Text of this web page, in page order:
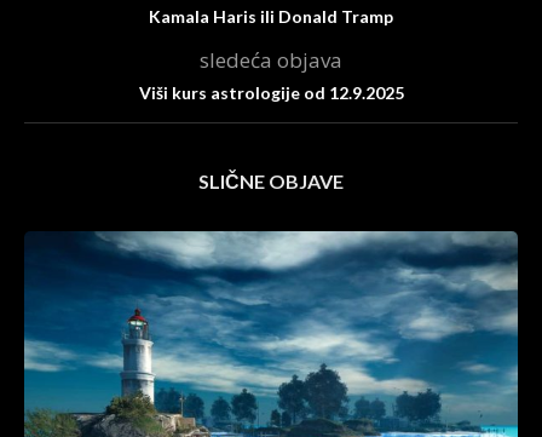
Kamala Haris ili Donald Tramp
sledeća objava
Viši kurs astrologije od 12.9.2025
SLIČNE OBJAVE